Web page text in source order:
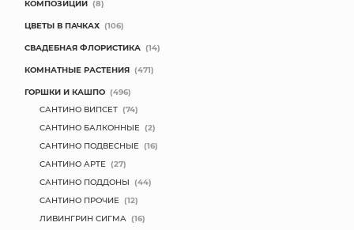
КОМПОЗИЦИИ (8)
ЦВЕТЫ В ПАЧКАХ (106)
СВАДЕБНАЯ ФЛОРИСТИКА (14)
КОМНАТНЫЕ РАСТЕНИЯ (471)
ГОРШКИ И КАШПО (496)
САНТИНО ВИПСЕТ (74)
САНТИНО БАЛКОННЫЕ (2)
САНТИНО ПОДВЕСНЫЕ (16)
САНТИНО АРТЕ (27)
САНТИНО ПОДДОНЫ (44)
САНТИНО ПРОЧИЕ (12)
ЛИВИНГРИН СИГМА (16)